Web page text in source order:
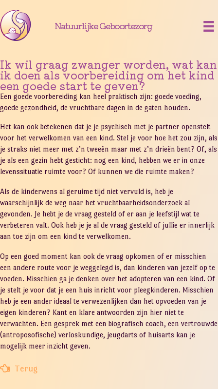
Natuurlijke Geboortezorg
Ik wil graag zwanger worden, wat kan
ik doen als voorbereiding om het kind
een goede start te geven?
Een goede voorbereiding kan heel praktisch zijn: goede voeding,
goede gezondheid, de vruchtbare dagen in de gaten houden.
Het kan ook betekenen dat je je psychisch met je partner openstelt
voor het verwelkomen van een kind. Stel je voor hoe het zou zijn, als
je straks niet meer met z’n tweeën maar met z’n drieën bent? Of, als
je als een gezin hebt gesticht: nog een kind, hebben we er in onze
levenssituatie ruimte voor? Of kunnen we die ruimte maken?
Als de kinderwens al geruime tijd niet vervuld is, heb je
waarschijnlijk de weg naar het vruchtbaarheidsonderzoek al
gevonden. Je hebt je de vraag gesteld of er aan je leefstijl wat te
verbeteren valt. Ook heb je je al de vraag gesteld of jullie er innerlijk
aan toe zijn om een kind te verwelkomen.
Op een goed moment kan ook de vraag opkomen of er misschien
een andere route voor je weggelegd is, dan kinderen van jezelf op te
voeden. Misschien ga je denken over het adopteren van een kind. Of
je stelt je voor dat je een huis inricht voor pleegkinderen. Misschien
heb je een ander ideaal te verwezenlijken dan het opvoeden van je
eigen kinderen? Kant en klare antwoorden zijn hier niet te
verwachten. Een gesprek met een biografisch coach, een vertrouwde
(antroposofische) verloskundige, jeugdarts of huisarts kan je
mogelijk meer inzicht geven.
Terug